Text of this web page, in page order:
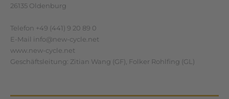
26135 Oldenburg
Telefon +49 (441) 9 20 89 0
E-Mail info@new-cycle.net
www.new-cycle.net
Geschäftsleitung: Zitian Wang (GF), Folker Rohlfing (GL)